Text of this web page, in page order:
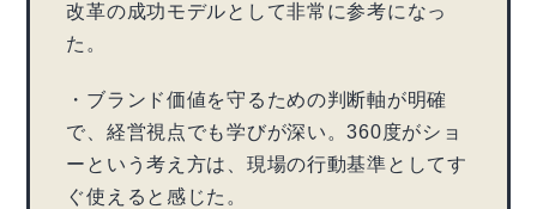
改革の成功モデルとして非常に参考になっ
た。
・ブランド価値を守るための判断軸が明確
で、経営視点でも学びが深い。360度がショ
ーという考え方は、現場の行動基準としてす
ぐ使えると感じた。